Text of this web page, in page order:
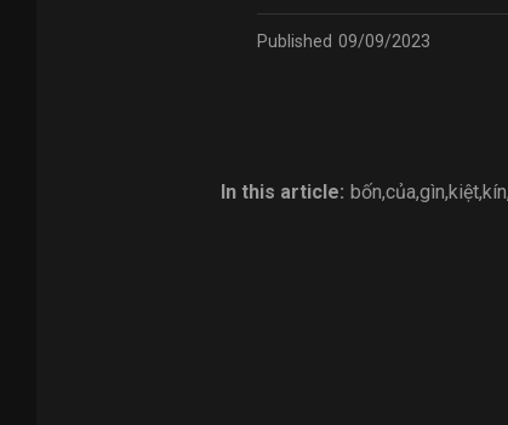
Published 09/09/2023
In this article: bốn,của,gìn,kiệt,kín,